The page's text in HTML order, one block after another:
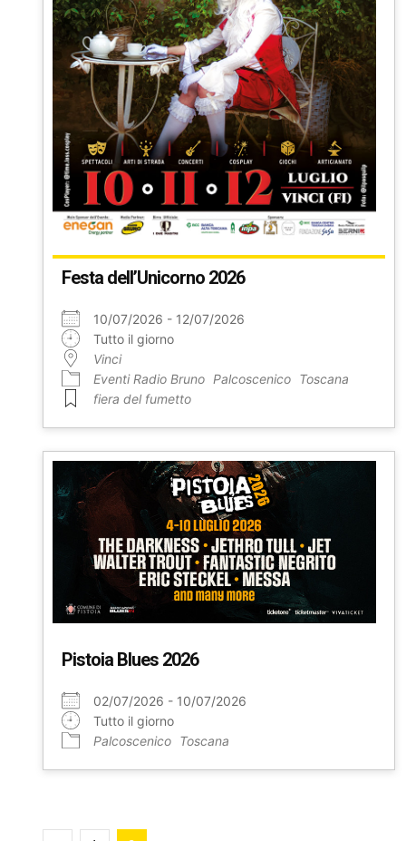
Festa dell’Unicorno 2026
10/07/2026 - 12/07/2026
Tutto il giorno
Vinci
Eventi Radio Bruno Palcoscenico Toscana
fiera del fumetto
Pistoia Blues 2026
02/07/2026 - 10/07/2026
Tutto il giorno
Palcoscenico Toscana